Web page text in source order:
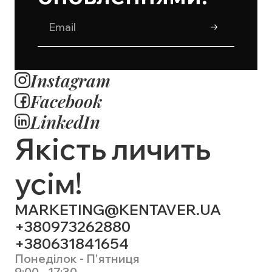
Instagram
Facebook
LinkedIn
Якість личить
усім!
MARKETING@KENTAVER.UA
+380973262880
+380631841654
Понеділок - П'ятниця